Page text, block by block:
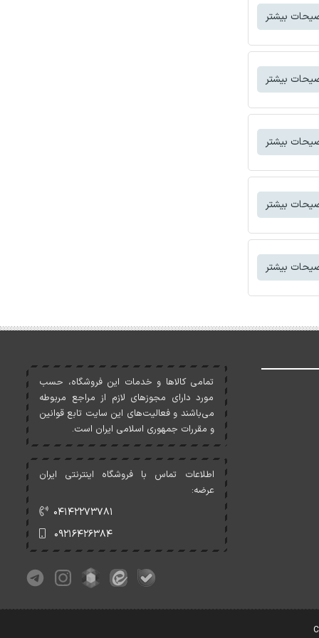
بیشتر
بیشتر
بیشتر
بیشتر
بیشتر
تمامی کالاها و خدمات اين فروشگاه، حسب
مورد دارای مجوزهای لازم از مراجع مربوطه
می‌باشند و فعاليت‌های اين سايت تابع قوانين
و مقررات جمهوری اسلامی ايران است.
اطلاعات تماس با فروشگاه اینترنتی ایران
عرضه:
۰۴۱۴۲۲۷۳۷۸۱
۰۹۲۱۶۴۲۶۳۸۴